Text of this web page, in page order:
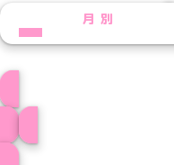
月別